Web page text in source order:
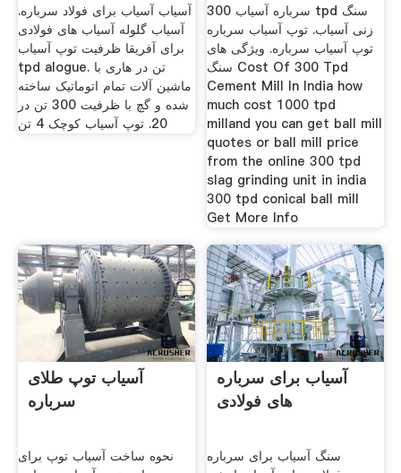
آسیاب آسیاب برای فولاد سرباره.
آسیاب گلوله آسیاب های فولادی
برای آفریقا ظرفیت توپ آسیاب
tpd alogue. تن در هاری با
ماشین آلات تمام اتوماتیک ساخته
شده و گچ با ظرفیت 300 تن در
20. توپ آسیاب کوچک 4 تن
سرباره آسیاب 300 tpd سنگ
زنی آسیاب. توپ آسیاب سرباره
توپ آسیاب سرباره. ویژگی های
سنگ Cost Of 300 Tpd
Cement Mill In India how
much cost 1000 tpd
milland you can get ball mill
quotes or ball mill price
from the online 300 tpd
slag grinding unit in india
300 tpd conical ball mill
Get More Info
آسیاب توپ طلای
سرباره
نحوه ساخت آسیاب توپ برای
آسیاب برای سرباره
های فولادی
سنگ آسیاب برای سرباره